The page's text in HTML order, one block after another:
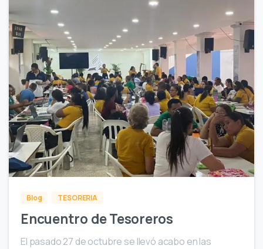
Blog TESORERIA
Encuentro de Tesoreros
El pasado 27 de octubre se llevó acabo en las